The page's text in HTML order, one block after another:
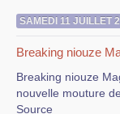
SAMEDI 11 JUILLET
Breaking niouze
Breaking niouze
nouvelle mouture
Source